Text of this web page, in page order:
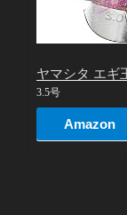
ヤマシタ エギ
3.5号
Amazon